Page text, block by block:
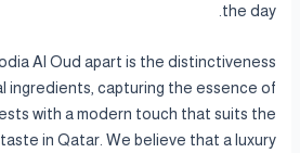
the day.
Al Oud apart is the distinctiveness
ingredients, capturing the essence of
with a modern touch that suits the
in Qatar. We believe that a luxury